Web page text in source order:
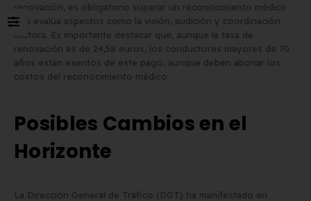
renovación, es obligatorio superar un reconocimiento médico
que evalúa aspectos como la visión, audición y coordinación
motora. Es importante destacar que, aunque la tasa de
renovación es de 24,58 euros, los conductores mayores de 70
años están exentos de este pago, aunque deben abonar los
costos del reconocimiento médico.
Posibles Cambios en el
Horizonte
La Dirección General de Tráfico (DGT) ha manifestado en